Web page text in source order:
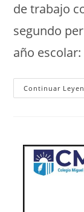
de trabajo
segundo
año
Continuar